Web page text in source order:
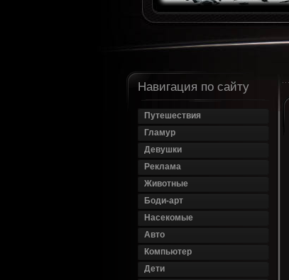
Навигация по сайту
Путешествия
Гламур
Девушки
Реклама
Животные
Боди-арт
Насекомые
Авто
Компьютер
Дети